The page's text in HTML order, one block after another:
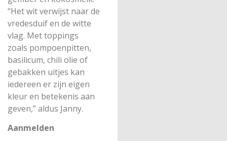
“Het wit verwijst naar de
vredesduif en de witte
vlag. Met toppings
zoals pompoenpitten,
basilicum, chili olie of
gebakken uitjes kan
iedereen er zijn eigen
kleur en betekenis aan
geven,” aldus Janny.
Aanmelden